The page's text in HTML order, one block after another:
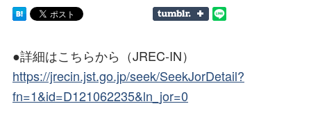
●詳細はこちらから（JREC-IN）
https://jrecin.jst.go.jp/seek/SeekJorDetail?
fn=1&id=D121062235&ln_jor=0